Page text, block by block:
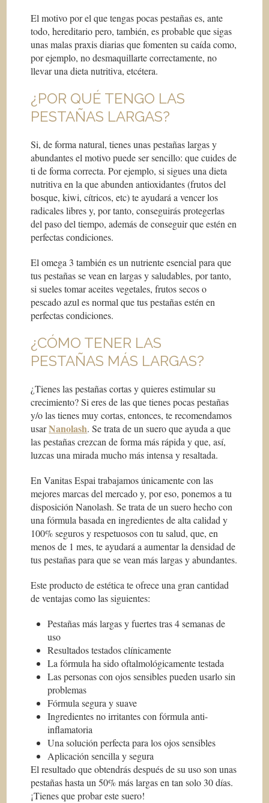
El motivo por el que tengas pocas pestañas es, ante
todo, hereditario pero, también, es probable que sigas
unas malas praxis diarias que fomenten su caída como,
por ejemplo, no desmaquillarte correctamente, no
llevar una dieta nutritiva, etcétera.
¿POR QUÉ TENGO LAS
PESTAÑAS LARGAS?
Si, de forma natural, tienes unas pestañas largas y
abundantes el motivo puede ser sencillo: que cuides de
ti de forma correcta. Por ejemplo, si sigues una dieta
nutritiva en la que abunden antioxidantes (frutos del
bosque, kiwi, cítricos, etc) te ayudará a vencer los
radicales libres y, por tanto, conseguirás protegerlas
del paso del tiempo, además de conseguir que estén en
perfectas condiciones.
El omega 3 también es un nutriente esencial para que
tus pestañas se vean en largas y saludables, por tanto,
si sueles tomar aceites vegetales, frutos secos o
pescado azul es normal que tus pestañas estén en
perfectas condiciones.
¿CÓMO TENER LAS
PESTAÑAS MÁS LARGAS?
¿Tienes las pestañas cortas y quieres estimular su
crecimiento? Si eres de las que tienes pocas pestañas
y/o las tienes muy cortas, entonces, te recomendamos
usarNanolash. Se trata de un suero que ayuda a que
las pestañas crezcan de forma más rápida y que, así,
luzcas una mirada mucho más intensa y resaltada.
En Vanitas Espai trabajamos únicamente con las
mejores marcas del mercado y, por eso, ponemos a tu
disposición Nanolash. Se trata de un suero hecho con
una fórmula basada en ingredientes de alta calidad y
100% seguros y respetuosos con tu salud, que, en
menos de 1 mes, te ayudará a aumentar la densidad de
tus pestañas para que se vean más largas y abundantes.
Este producto de estética te ofrece una gran cantidad
de ventajas como las siguientes:
Pestañas más largas y fuertes tras 4 semanas de
uso
Resultados testados clínicamente
La fórmula ha sido oftalmológicamente testada
Las personas con ojos sensibles pueden usarlo sin
problemas
Fórmula segura y suave
Ingredientes no irritantes con fórmula anti-
inflamatoria
Una solución perfecta para los ojos sensibles
Aplicación sencilla y segura
El resultado que obtendrás después de su uso son unas
pestañas hasta un 50% más largas en tan solo 30 días.
¡Tienes que probar este suero!